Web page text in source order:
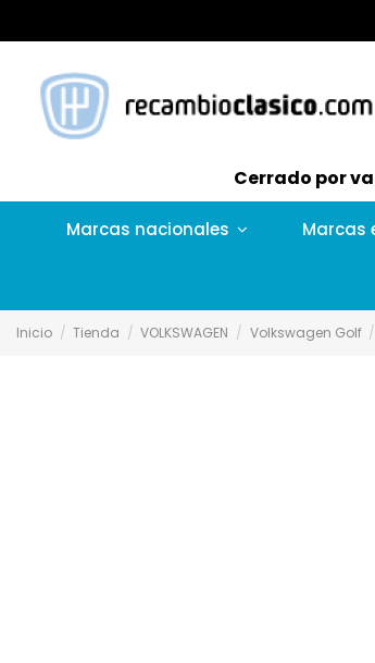
Cerrado por
Marcas nacionales Marcas
Inicio Tienda VOLKSWAGEN Volkswagen Golf